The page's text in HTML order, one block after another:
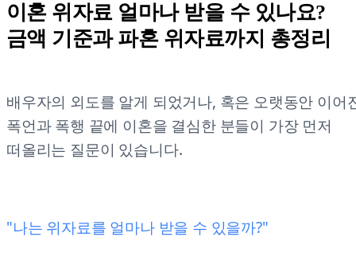
이혼 위자료 얼마나 받을 수 있나요?
금액 기준과 파혼 위자료까지 총정리
배우자의 외도를 알게 되었거나, 혹은 오랫동안 이어
폭언과 폭행 끝에 이혼을 결심한 분들이 가장 먼저
떠올리는 질문이 있습니다.
"나는 위자료를 얼마나 받을 수 있을까?"